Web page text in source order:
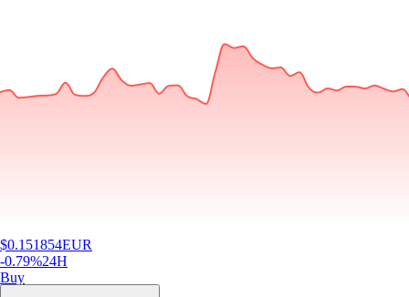
$0.151854EUR
-0.79%24H
Buy